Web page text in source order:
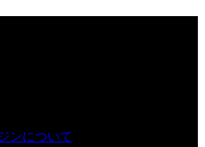
ンについて